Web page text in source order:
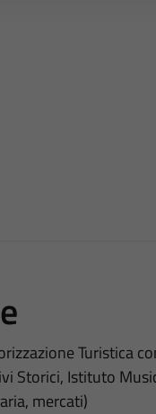
Turistica
Storici, Istituto
mercati)